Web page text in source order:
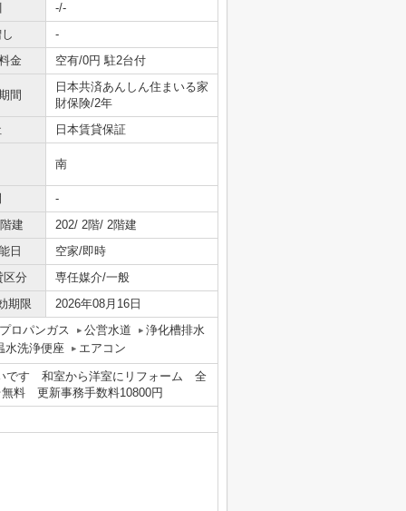
-/-
-
金
空有/0円 駐2台付
間
日本共済あんしん住まいる家
財保険/2年
日本賃貸保証
南
-
建
202/ 2階/ 2階建
日
空家/即時
区分
専任媒介/一般
期限
2026年08月16日
プロパンガス
公営水道
浄化槽排水
水洗浄便座
エアコン
です 和室から洋室にリフォーム 全
料 更新事務手数料10800円